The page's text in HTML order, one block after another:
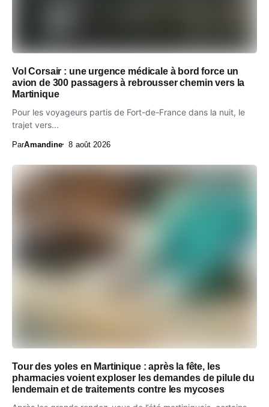
Vol Corsair : une urgence médicale à bord force un
avion de 300 passagers à rebrousser chemin vers la
Martinique
Pour les voyageurs partis de Fort-de-France dans la nuit, le
trajet vers...
ParAmandine 8 août 2026
Tour des yoles en Martinique : après la fête, les
pharmacies voient exploser les demandes de pilule du
lendemain et de traitements contre les mycoses